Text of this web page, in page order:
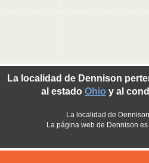
La localidad de Dennison
al estado Ohio y al
La localidad de
La página web de Dennison es